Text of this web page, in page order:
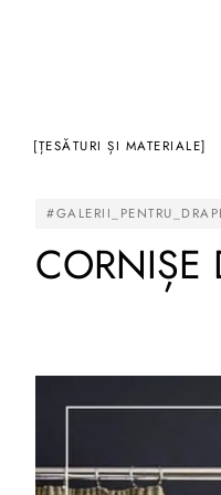
[ȚESĂTURI ȘI MATERIALE]
CORNIȘE